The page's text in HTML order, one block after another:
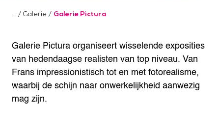
/ Galerie / Galerie Pictura
Galerie Pictura organiseert wisselende exposities
van hedendaagse realisten van top niveau. Van
Frans impressionistisch tot en met fotorealisme,
waarbij de schijn naar onwerkelijkheid aanwezig
mag zijn.